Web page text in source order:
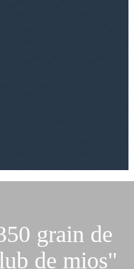
grain de
de mios"